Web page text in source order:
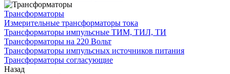
Трансформаторы
Измерительные трансформаторы тока
Трансформаторы импульсные ТИМ, ТИЛ, ТИ
Трансформаторы на 220 Вольт
Трансформаторы импульсных источников питания
Трансформаторы согласующие
Назад